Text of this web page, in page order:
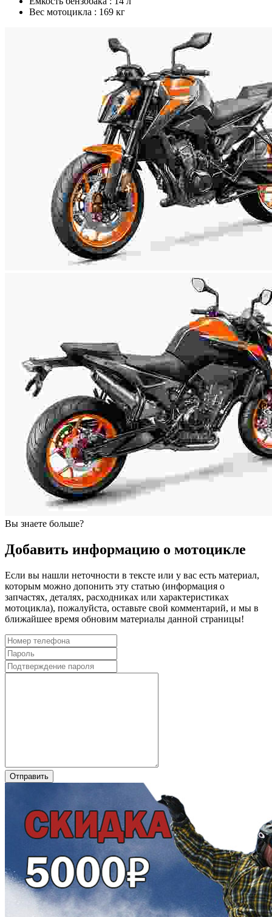
Вес мотоцикла : 169 кг
Вы знаете больше?
Добавить информацию о мотоцикле
Если вы нашли неточности в тексте или у вас есть материал,
которым можно допонить эту статью (информация о
запчастях, деталях, расходниках или характеристиках
мотоцикла), пожалуйста, оставьте свой комментарий, и мы в
ближайшее время обновим материалы данной страницы!
Отправить